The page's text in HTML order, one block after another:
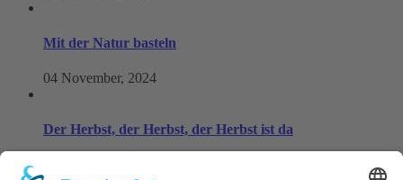
Mit der Natur basteln
04 November, 2024
Der Herbst, der Herbst, der Herbst ist da